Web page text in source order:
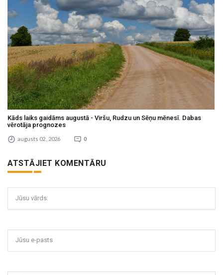
Kāds laiks gaidāms augustā - Viršu, Rudzu un Sēņu mēnesī. Dabas
vērotāja prognozes
augusts 02 , 2026 0
ATSTĀJIET KOMENTĀRU
Jūsu vārds:
Jūsu e-pasts